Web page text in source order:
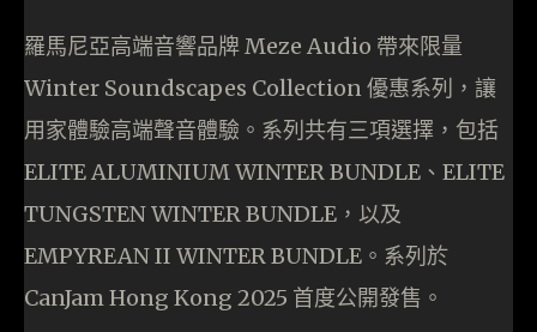
羅馬尼亞高端音響品牌 Meze Audio 帶來限量
Winter Soundscapes Collection 優惠系列，讓
用家體驗高端聲音體驗。系列共有三項選擇，包括
ELITE ALUMINIUM WINTER BUNDLE、ELITE
TUNGSTEN WINTER BUNDLE，以及
EMPYREAN II WINTER BUNDLE。系列於
CanJam Hong Kong 2025 首度公開發售。